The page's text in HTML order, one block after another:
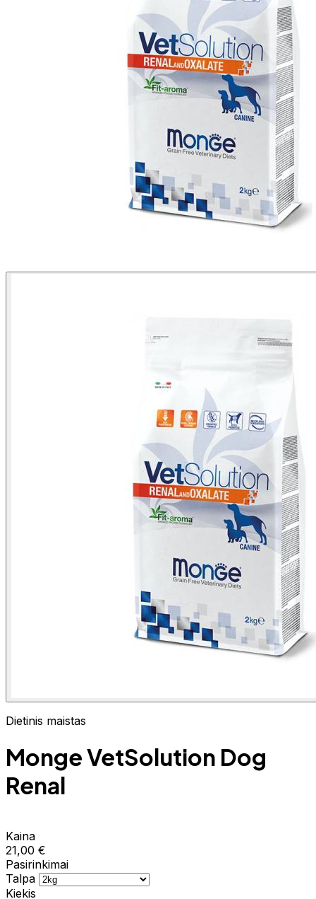
Dietinis maistas
Monge VetSolution Dog
Renal
Kaina
21,00 €
Pasirinkimai
Talpa
Kiekis